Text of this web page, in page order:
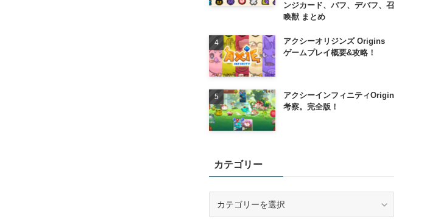
ンジカード、バフ、デバフ、召
喚獣 まとめ
アクシーオリジンズ Origins
ゲームプレイ概要&攻略！
アクシーインフィニティOrigin
考察。完全版！
カテゴリー